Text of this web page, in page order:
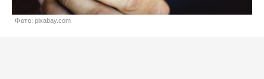
Фото: pixabay.com